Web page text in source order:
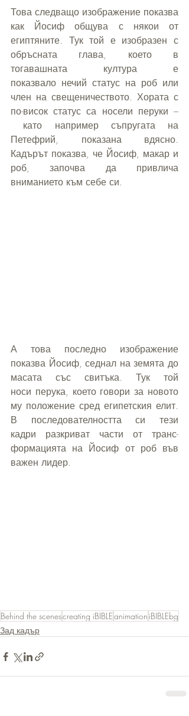
Това следващо изображение показва
как Йосиф общува с някои от
египтяните. Тук той е изобразен с
обръсната глава, което в
тогавашната култура е
показвало нечий статус на роб или
член на свещеничеството. Хората с
по-висок статус са носели перуки –
като например съпругата на
Петефрий, показана вдясно.
Кадърът показва, че Йосиф, макар и
роб, започва да привлича
вниманието към себе си.
А това последно изображение
показва Йосиф, седнал на земята до
масата със свитъка. Тук той
носи перука, което говори за новото
му положение сред египетския елит.
В последователността си тези
кадри разкриват части от транс-
формацията на Йосиф от роб във
важен лидер.
Behind the scenescreating iBIBLEanimation iBIBLEbg
Зад кадър